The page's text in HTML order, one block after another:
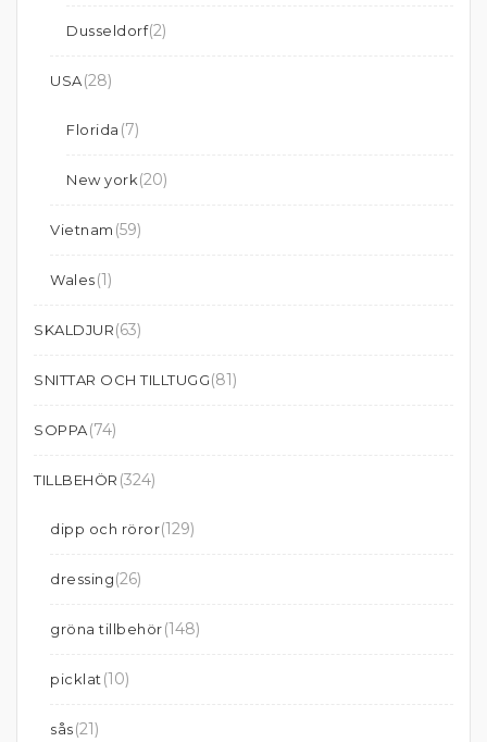
Dusseldorf(2)
USA(28)
Florida (7)
New york(20)
Vietnam (59)
Wales(1)
SKALDJUR(63)
SNITTAR OCH TILLTUGG(81)
SOPPA(74)
TILLBEHÖR (324)
dipp och röror(129)
dressing(26)
gröna tillbehör(148)
picklat (10)
sås(21)